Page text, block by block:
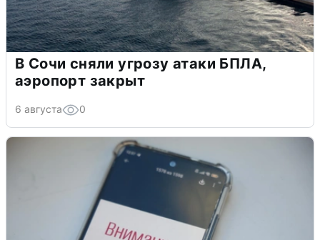
В Сочи сняли угрозу атаки БПЛА,
аэропорт закрыт
6 августа 0